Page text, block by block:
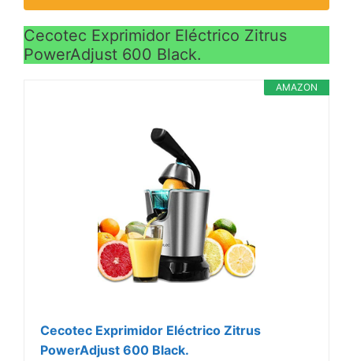
Cecotec Exprimidor Eléctrico Zitrus
PowerAdjust 600 Black.
AMAZON
Cecotec Exprimidor Eléctrico Zitrus
PowerAdjust 600 Black.